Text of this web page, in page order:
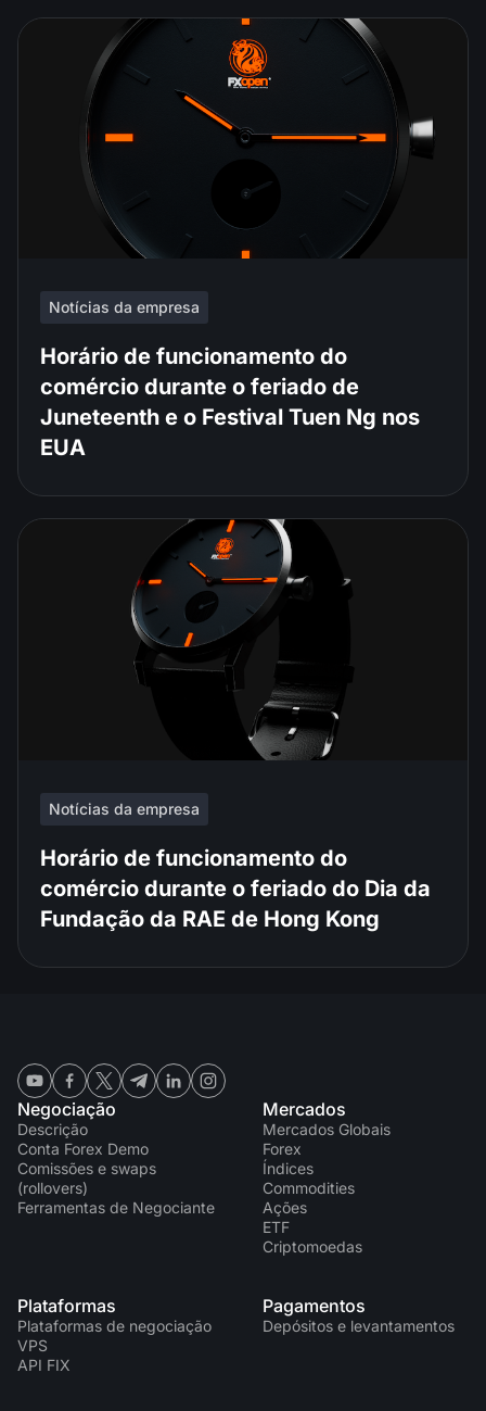
Notícias da empresa
Horário de funcionamento do
comércio durante o feriado de
Juneteenth e o Festival Tuen Ng nos
EUA
Notícias da empresa
Horário de funcionamento do
comércio durante o feriado do Dia da
Fundação da RAE de Hong Kong
Negociação
Descrição
Conta Forex Demo
Comissões e swaps
(rollovers)
Ferramentas de Negociante
Mercados
Mercados Globais
Forex
Índices
Commodities
Ações
ETF
Criptomoedas
Plataformas
Plataformas de negociação
VPS
API FIX
Pagamentos
Depósitos e levantamentos